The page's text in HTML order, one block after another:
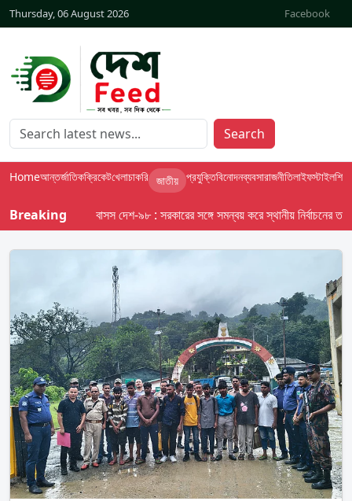
Thursday, 06 August 2026 Facebook
Search
Homeআন্তর্জাতিকক্রিকেটখেলাচাকরি জাতীয় প্রযুক্তিবিনোদনব্যবসারাজনীতিলাইফস্টাইলশিক্ষা
Breaking বাসস দেশ-৯৮ : সরকারের সঙ্গে সমন্বয় করে স্থানীয় নির্বাচনের